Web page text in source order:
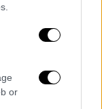
or
μεταδίδουν
με
ρυθμό
έργο